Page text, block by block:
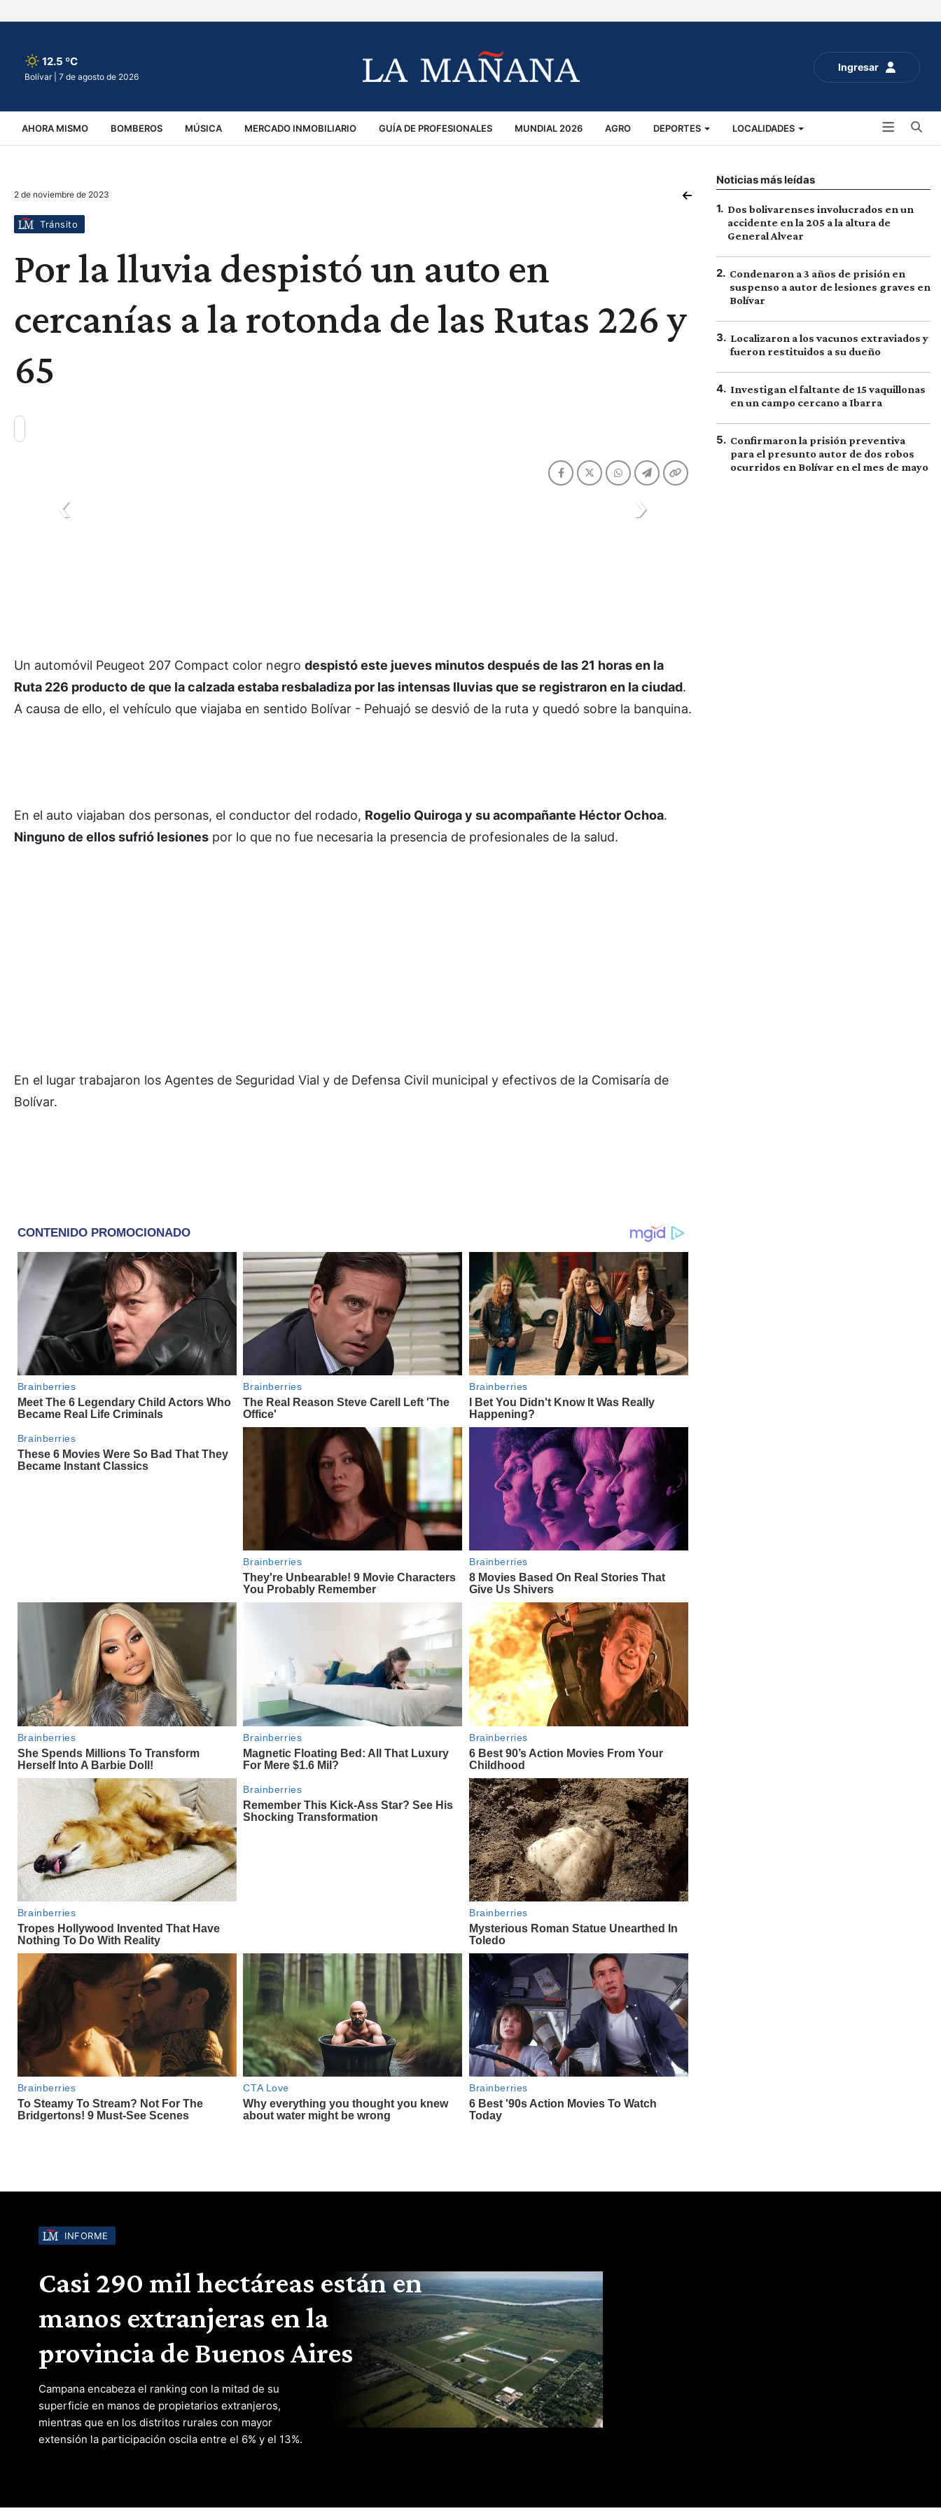
Ingresar
12.5 ºC
Bolívar | 7 de agosto de 2026
AHORA MISMO BOMBEROS MÚSICA MERCADO INMOBILIARIO GUÍA DE PROFESIONALES MUNDIAL 2026 AGRO DEPORTES LOCALIDADES
VIRALES ACCIDENTES
2 de noviembre de 2023
Tránsito
Por la lluvia despistó un auto en
cercanías a la rotonda de las Rutas 226 y
65
Un automóvil Peugeot 207 Compact color negro despistó este jueves minutos después de las 21 horas en la
Ruta 226 producto de que la calzada estaba resbaladiza por las intensas lluvias que se registraron en la ciudad.
A causa de ello, el vehículo que viajaba en sentido Bolívar - Pehuajó se desvió de la ruta y quedó sobre la banquina.
En el auto viajaban dos personas, el conductor del rodado, Rogelio Quiroga y su acompañante Héctor Ochoa.
Ninguno de ellos sufrió lesiones por lo que no fue necesaria la presencia de profesionales de la salud.
En el lugar trabajaron los Agentes de Seguridad Vial y de Defensa Civil municipal y efectivos de la Comisaría de
Bolívar.
Noticias más leídas
1. Dos bolivarenses involucrados en un
accidente en la 205 a la altura de
General Alvear
2. Condenaron a 3 años de prisión en
suspenso a autor de lesiones graves en
Bolívar
3. Localizaron a los vacunos extraviados y
fueron restituidos a su dueño
4. Investigan el faltante de 15 vaquillonas
en un campo cercano a Ibarra
5. Confirmaron la prisión preventiva
para el presunto autor de dos robos
ocurridos en Bolívar en el mes de mayo
INFORME
Casi 290 mil hectáreas están en
manos extranjeras en la
provincia de Buenos Aires
Campana encabeza el ranking con la mitad de su
superficie en manos de propietarios extranjeros,
mientras que en los distritos rurales con mayor
extensión la participación oscila entre el 6% y el 13%.